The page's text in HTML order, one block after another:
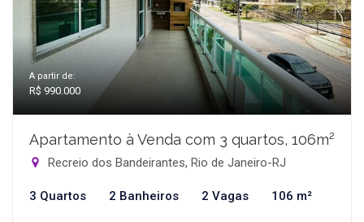
A partir de:
R$ 990.000
Apartamento à Venda com 3 quartos, 106m²
Recreio dos Bandeirantes, Rio de Janeiro-RJ
3 Quartos 2 Banheiros 2 Vagas 106 m²